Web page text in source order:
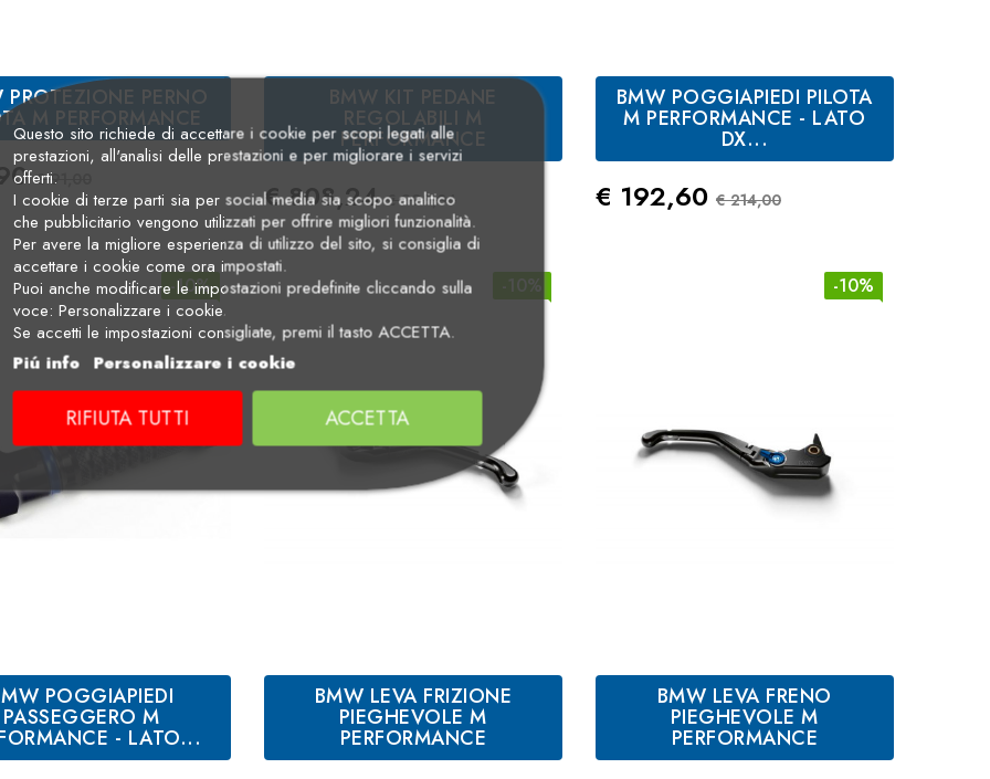
PROTEZIONE PERNO
M PERFORMANCE
Prezzo Standard
€ 91,00
BMW KIT PEDANE
REGOLABILI M
PERFORMANCE
Prezzo
€ 808,24Prezzo Standard
€ 898,04
BMW POGGIAPIEDI PILOTA
M PERFORMANCE - LATO
DX...
Prezzo
€ 192,60 Prezzo Standard
€ 214,00
-10%
POGGIAPIEDI
PASSEGGERO M
- LATO...
-10%
BMW LEVA FRIZIONE
PIEGHEVOLE M
PERFORMANCE
-10%
BMW LEVA FRENO
PIEGHEVOLE M
PERFORMANCE
Questo sito richiede di accettare i cookie per scopi legati alle
prestazioni, all'analisi delle prestazioni e per migliorare i servizi
offerti.
I cookie di terze parti sia per social media sia scopo analitico
che pubblicitario vengono utilizzati per offrire migliori funzionalità.
Per avere la migliore esperienza di utilizzo del sito, si consiglia di
accettare i cookie come ora impostati.
Puoi anche modificare le impostazioni predefinite cliccando sulla
voce: Personalizzare i cookie.
Se accetti le impostazioni consigliate, premi il tasto ACCETTA.
Piú info Personalizzare i cookie
RIFIUTA TUTTI ACCETTA